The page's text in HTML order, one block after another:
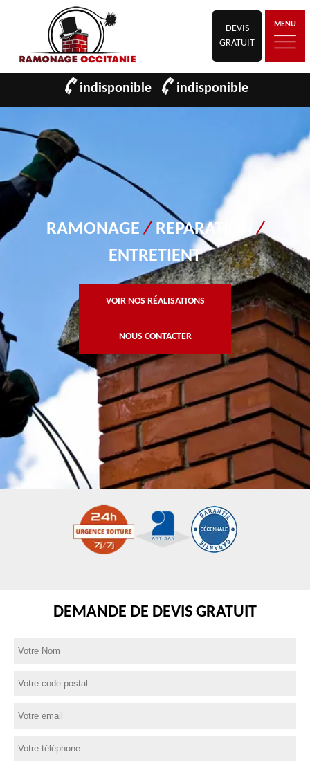
DEVIS
GRATUIT
MENU
indisponible indisponible
RAMONAGE/ REPARATION/
ENTRETIENT
VOIR NOS RÉALISATIONS
NOUS CONTACTER
DEMANDE DE DEVIS GRATUIT